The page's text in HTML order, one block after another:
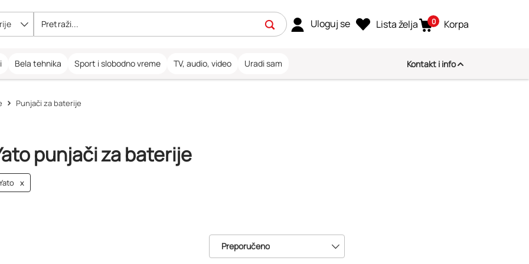
Uloguj se Lista želja 0 Korpa
Bela tehnika Sport i slobodno vreme TV, audio, video Uradi sam Kontakt i info
Punjači za baterije
punjači za baterije
x
Preporučeno